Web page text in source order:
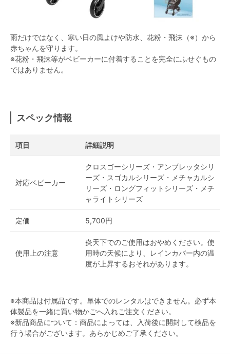
雨だけではなく、寒い日の風よけや防水、花粉・飛沫（※）から
赤ちゃんを守ります。
※花粉・飛沫等がベビーカーに付着することを完全にふせぐもの
ではありません。
スペック情報
項目 詳細説明
対応ベビーカー
クロスゴーシリーズ・アンブレッタシリ
ーズ・スゴカルシリーズ・メチャカルシ
リーズ・ロングフィットシリーズ・メチ
ャライトシリーズ
定価 5,700円
使用上の注意
炎天下でのご使用はおやめください。使
用時の天候により、レインカバー内の温
度が上昇するおそれがあります。
※本商品は付属品です。単体でのレンタルはできません。必ず本
体製品を一緒に買い物かごへ入れご注文ください。
※新品商品について：商品によっては、入荷後に開封して検品を
行う場合がございます。あらかじめご了承ください。